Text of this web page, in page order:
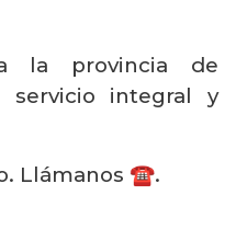
la provincia de
servicio integral y
Llámanos ☎️.